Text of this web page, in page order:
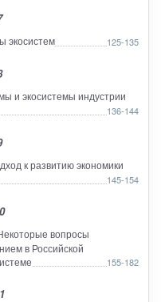
экосистем 125-135
и экосистемы индустрии
136-144
к развитию экономики
145-154
вопросы
в Российской
155-182